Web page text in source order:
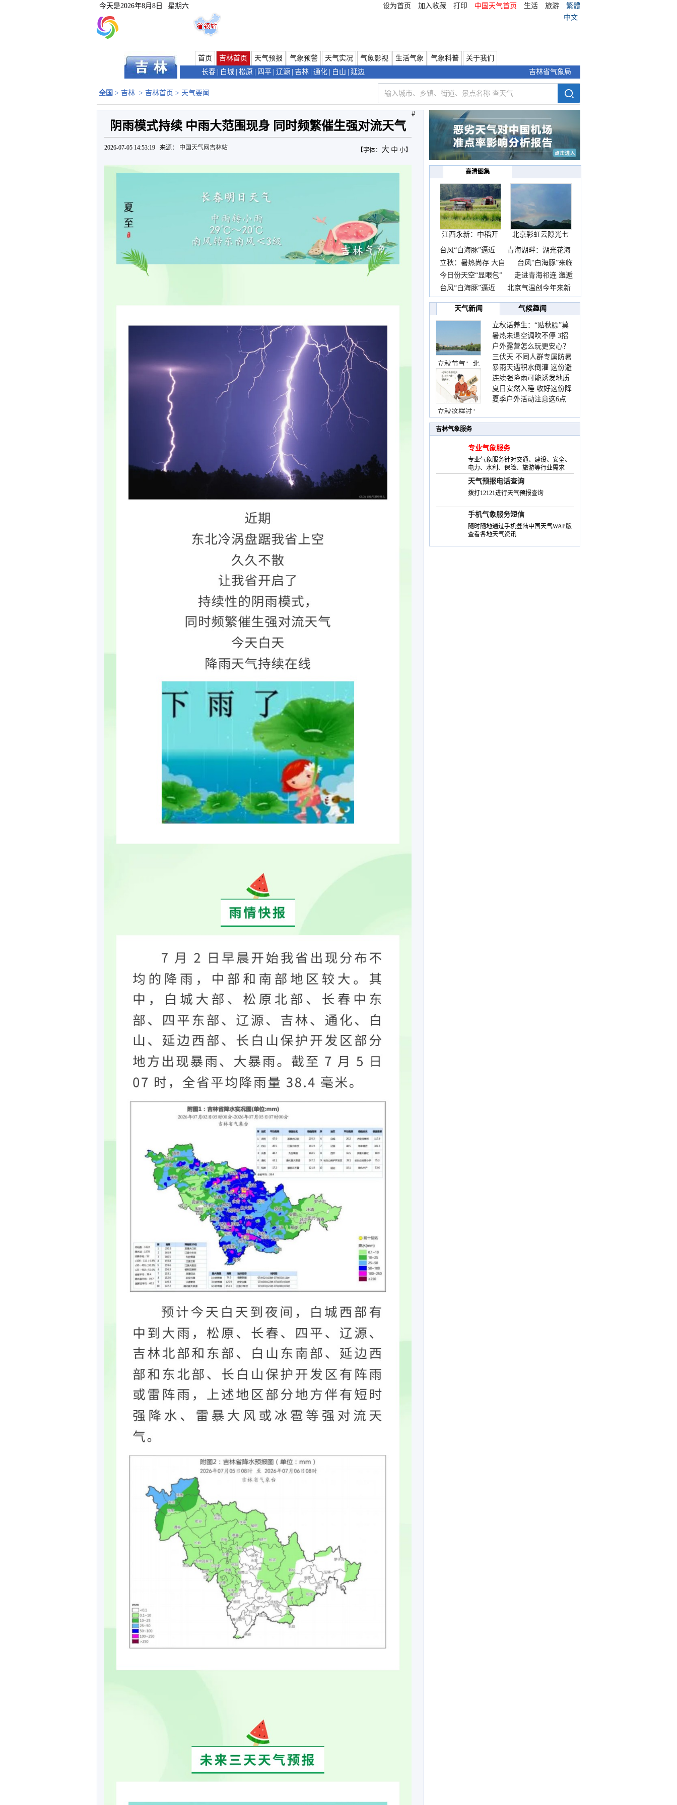
今天是2026年8月8日 星期六 设为首页 加入收藏 打印 中国天气首页 生活 旅游
繁體
中文
首页 吉林首页 天气预报 气象预警 天气实况 气象影视 生活气象 气象科普
关于我们
长春
白城 松原 四平 辽源 吉林 通化 白山 延边 吉林省气象局
全国 > 吉林 > 吉林首页 > 天气要闻
阴雨模式持续 中雨大范围现身 同时频繁催生强对流天气
【字体： 大 中 小】
2026-07-05 14:53:19 来源： 中国天气网吉林站
#
高清图集
江西永新：中稻开
镰抢
北京彩虹云隙光七
彩云
台风“白海豚”逼近
青海湖畔：湖光花海
长
立秋：暑热尚存 大自
台风“白海豚”来临
前
今日份天空“显眼包”
走进青海祁连 邂逅
一
台风“白海豚”逼近
北京气温创今年来新
高
天气新闻
气候趣闻
立秋节气：北
立秋这样过：
立秋话养生：“贴秋膘”莫
着急 先清暑再防燥
暑热未退空调吹不停 3招
护住肩颈不酸痛
户外露营怎么玩更安心？
这份攻略请收好
三伏天 不同人群专属防暑
要点请收好
暴雨天遇积水倒灌 这份避
险提示请收好
连续强降雨可能诱发地质
灾害 这些前兆要知道
夏日安然入睡 收好这份降
温小贴士
夏季户外活动注意这6点
吉林气象服务
专业气象服务
专业气象服务针对交通、建设、安全、
电力、水利、保险、旅游等行业需求
天气预报电话查询
拨打12121进行天气预报查询
手机气象服务短信
随时随地通过手机登陆中国天气WAP版
查看各地天气资讯